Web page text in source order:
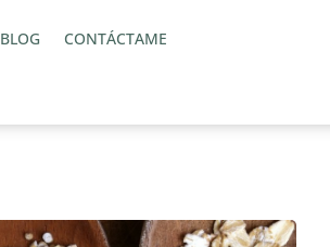
BLOG CONTÁCTAME